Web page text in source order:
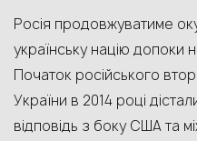
Росія продовжуватиме
українську націю допоки
Початок російського
України в 2014 році
відповідь з боку США та